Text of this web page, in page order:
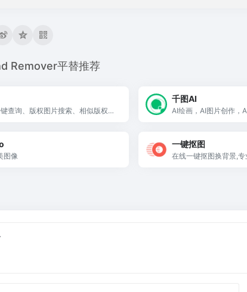
Remover平替推荐
查询、版权图片搜索、相似版权图
千图AI
AI绘画，AI图片创作，
图像
一键抠图
在线一键抠图换背景,